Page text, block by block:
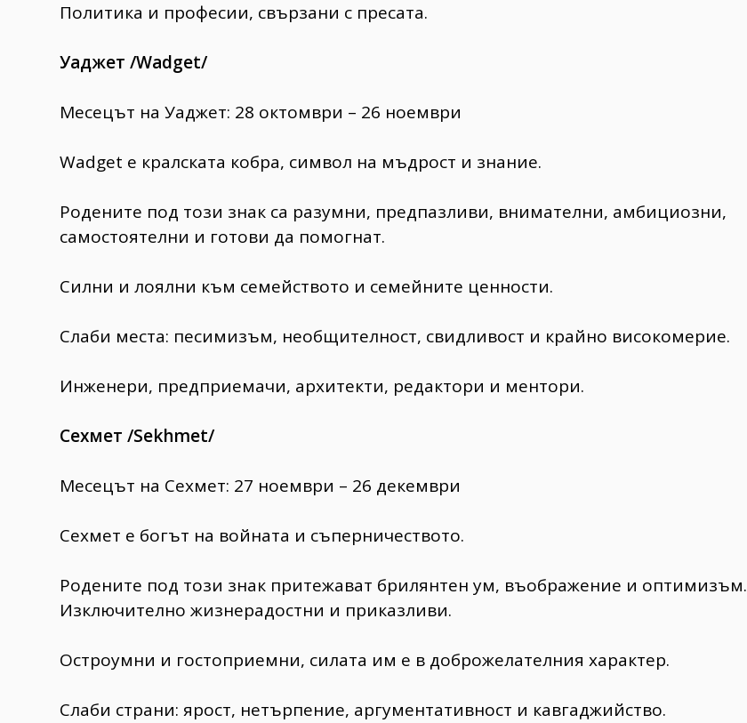
Политика и професии, свързани с пресата.
Уаджет /Wadget/
Месецът на Уаджет: 28 октомври – 26 ноември
Wadget е кралската кобра, символ на мъдрост и знание.
Родените под този знак са разумни, предпазливи, внимателни, амбициозни,
самостоятелни и готови да помогнат.
Силни и лоялни към семейството и семейните ценности.
Слаби места: песимизъм, необщителност, свидливост и крайно високомерие.
Инженери, предприемачи, архитекти, редактори и ментори.
Сехмет /Sekhmet/
Месецът на Сехмет: 27 ноември – 26 декември
Сехмет е богът на войната и съперничеството.
Родените под този знак притежават брилянтен ум, въображение и оптимизъм.
Изключително жизнерадостни и приказливи.
Остроумни и гостоприемни, силата им е в доброжелателния характер.
Слаби страни: ярост, нетърпение, аргументативност и кавгаджийство.